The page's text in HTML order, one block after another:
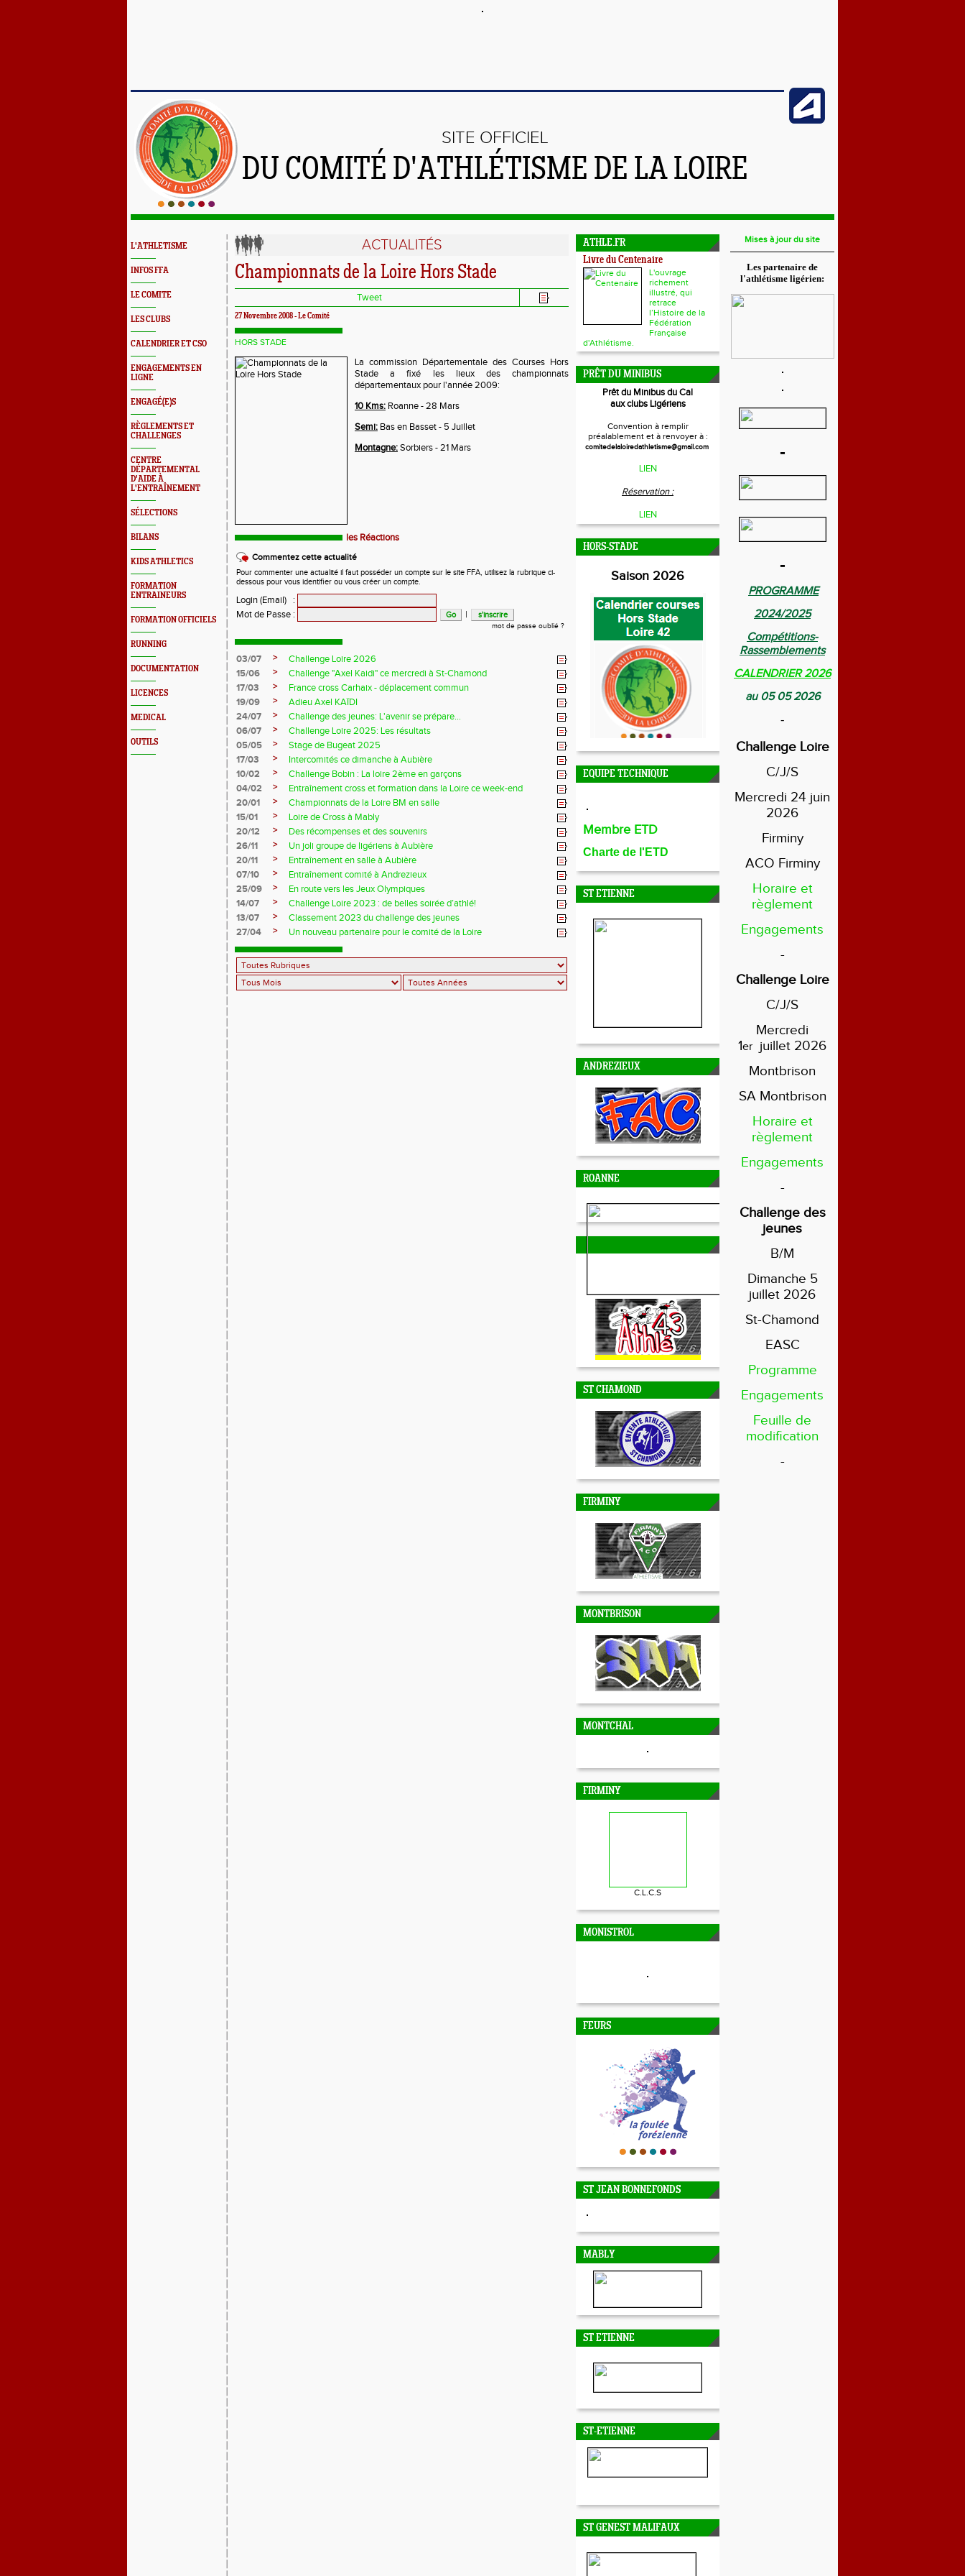
SITE OFFICIEL
DU COMITÉ D'ATHLÉTISME DE LA LOIRE
L'ATHLETISME
INFOS FFA
LE COMITE
LES CLUBS
CALENDRIER ET CSO
ENGAGEMENTS EN
LIGNE
ENGAGÉ(E)S
RÈGLEMENTS ET
CHALLENGES
CENTRE
DÉPARTEMENTAL
D'AIDE À
L'ENTRAÎNEMENT
SÉLECTIONS
BILANS
KIDS ATHLETICS
FORMATION
ENTRAINEURS
FORMATION OFFICIELS
RUNNING
DOCUMENTATION
LICENCES
MEDICAL
OUTILS
ACTUALITÉS
Championnats de la Loire Hors Stade
Tweet
27 Novembre 2008 - Le Comité
HORS STADE
La commission Départementale des Courses Hors
Stade a fixé les lieux des championnats
départementaux pour l'année 2009:
10 Kms: Roanne - 28 Mars
Semi: Bas en Basset - 5 Juillet
Montagne:Sorbiers - 21 Mars
les Réactions
Commentez cette actualité
Pour commenter une actualité il faut posséder un compte sur le site FFA, utilisez la rubrique ci-
dessous pour vous identifier ou vous créer un compte.
Login (Email)
:
Mot de Passe : |
mot de passe oublié ?
03/07 >
Challenge Loire 2026
15/06
>
Challenge "Axel Kaidi" ce mercredi à St-Chamond
17/03
>
France cross Carhaix - déplacement commun
19/09
>
Adieu Axel KAÏDI
24/07
>
Challenge des jeunes: L'avenir se prépare...
06/07
>
Challenge Loire 2025: Les résultats
05/05
>
Stage de Bugeat 2025
17/03
>
Intercomités ce dimanche à Aubière
10/02
>
Challenge Bobin : La loire 2ème en garçons
04/02
>
Entraînement cross et formation dans la Loire ce week-end
20/01
>
Championnats de la Loire BM en salle
15/01
>
Loire de Cross à Mably
20/12
>
Des récompenses et des souvenirs
26/11
>
Un joli groupe de ligériens à Aubière
20/11
>
Entraînement en salle à Aubière
07/10
>
Entraînement comité à Andrezieux
25/09
>
En route vers les Jeux Olympiques
14/07
>
Challenge Loire 2023 : de belles soirée d’athlé!
13/07
>
Classement 2023 du challenge des jeunes
27/04
> Un nouveau partenaire pour le comité de la Loire
ATHLE.FR
Livre du Centenaire
L'ouvrage
richement
illustré, qui
retrace
l’Histoire de la
Fédération
Française
d'Athlétisme.
PRÊT DU MINIBUS
Prêt du Minibus du Cal
aux clubs Ligériens
Convention à remplir
préalablement et à renvoyer à :
comitedelaloiredathletisme@gmail.com
LIEN
Réservation :
LIEN
HORS-STADE
Saison 2026
EQUIPE TECHNIQUE
Membre ETD
Charte de l'ETD
ST ETIENNE
ANDREZIEUX
ROANNE
DUNIERES
ST CHAMOND
FIRMINY
MONTBRISON
MONTCHAL
FIRMINY
C.L.C.S
MONISTROL
FEURS
ST JEAN BONNEFONDS
MABLY
ST ETIENNE
ST-ETIENNE
ST GENEST MALIFAUX
Mises à jour du site
Les partenaire de
l'athlétisme ligérien:
-
-
PROGRAMME
2024/2025
Compétitions-
Rassemblements
CALENDRIER 2026
au 05 05 2026
-
Challenge Loire
C/J/S
Mercredi 24 juin
2026
Firminy
ACO Firminy
Horaire et
règlement
Engagements
-
Challenge Loire
C/J/S
Mercredi
1er juillet 2026
Montbrison
SA Montbrison
Horaire et
règlement
Engagements
-
Challenge des
jeunes
B/M
Dimanche 5
juillet 2026
St-Chamond
EASC
Programme
Engagements
Feuille de
modification
-